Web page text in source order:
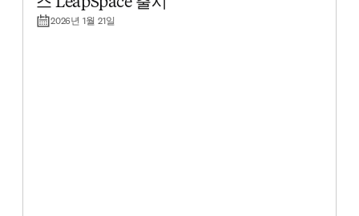
스 LeapSpace 출시
2026년 1월 21일